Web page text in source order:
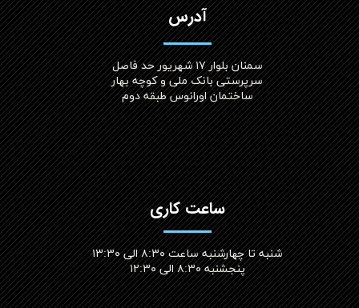
آدرس
سمنان بلوار ۱۷ شهریور حد فاصل
سرپرستی بانک ملی و کوچه بهار
ساختمان اورانوس طبقه دوم
ساعت کاری
شنبه تا چهارشنبه ساعت ۸:۳۰ الی ۱۳:۳۰
پنجشنبه ۸:۳۰ الی ۱۲:۳۰​​​​​​​